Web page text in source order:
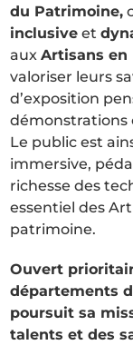
du Patrimoine,
inclusive et
auxArtisans en
valoriser leurs
d’exposition
démonstrations
Le public est
immersive,
richesse des
essentiel des
patrimoine.
Ouvert
départements
poursuit sa
talents et des